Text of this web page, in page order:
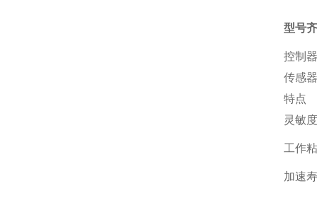
型号
控制
传感
特点
灵敏
工作
加速